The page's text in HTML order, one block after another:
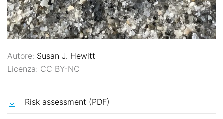
Autore: Susan J. Hewitt
Licenza: CC BY-NC
Risk assessment (PDF)